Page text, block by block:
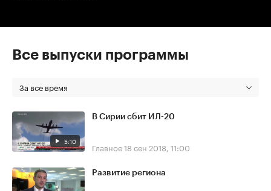
Все выпуски программы
За все время
5:10
В Сирии сбит ИЛ-20
Главное18 сен 2018, 11:00
Развитие региона